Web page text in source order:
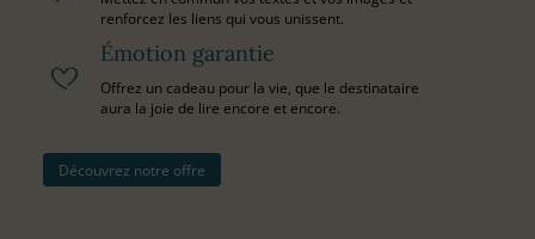
renforcez les liens qui vous unissent.
Émotion garantie
Offrez un cadeau pour la vie, que le destinataire
aura la joie de lire encore et encore.
Découvrez notre offre